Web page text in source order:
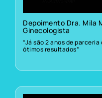
Depoimento Dra. Mila
Ginecologista
“Já são 2 anos de
ótimos resultados”